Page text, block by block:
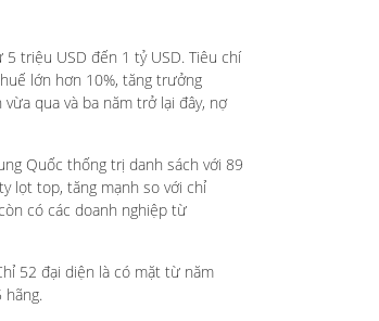
triệu USD đến 1 tỷ USD. Tiêu chí
lớn hơn 10%, tăng trưởng
qua và ba năm trở lại đây, nợ
Quốc thống trị danh sách với 89
lọt top, tăng mạnh so với chỉ
có các doanh nghiệp từ
52 đại diện là có mặt từ năm
hãng.